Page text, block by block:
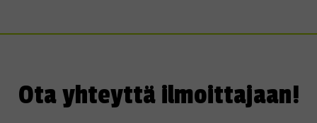
Ota yhteyttä ilmoittajaan!